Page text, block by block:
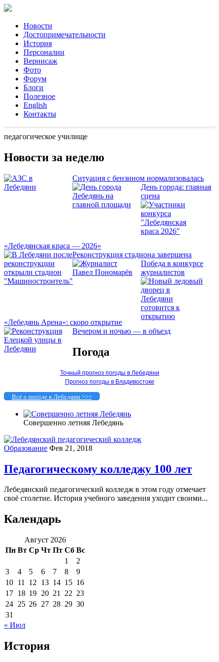
Новости
Достопримечательности
История
Персоналии
Вернисаж
Фото
Форум
Блоги
Полезное
English
Контакты
педагогическое училище
Новости за неделю
Ситуация с бензином нормализовалась
День города: главная
сцена
«Лебедянская краса — 2026»
Реконструкция стадиона завершена
Победа в конкурсе
журналистов
«Лебедянь Арена»: скоро открытие
Вечером и ночью — в объезд
Погода
Точный прогноз погоды в Лебедяни
Прогноз погоды в Владивостоке
Всё о погоде в Лебедяни >>>
Совершенно летняя Лебедянь
Образование Фев 21, 2018
Педагогическому колледжу 100 лет
Лебедянский педагогический колледж в этом году отмечает
своё столетие. История учебного заведения уходит своими...
Календарь
Август 2026
Пн Вт Ср Чт Пт Сб Вс
1
2
3
4 5 6 7 8
9
10 11 12 13 14 15 16
17 18 19 20 21 22 23
24 25 26 27 28 29 30
31
« Июл
История